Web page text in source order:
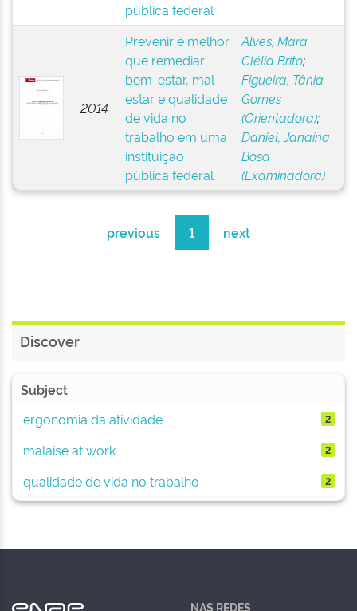
pública federal
2014
Prevenir é melhor
que remediar:
bem-estar, mal-
estar e qualidade
de vida no
trabalho em uma
instituição
pública federal
Alves, Mara
Clélia Brito;
Figueira, Tânia
Gomes
(Orientadora);
Daniel, Janaína
Bosa
(Examinadora)
previous 1 next
Discover
Subject
ergonomia da atividade
2
malaise at work 2
qualidade de vida no trabalho 2
NAS REDES